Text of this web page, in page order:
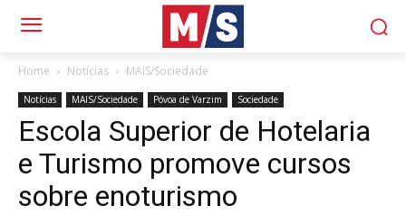
Home Notícias MAIS/Sociedade
Notícias MAIS/Sociedade Póvoa de Varzim Sociedade
Escola Superior de Hotelaria
e Turismo promove cursos
sobre enoturismo